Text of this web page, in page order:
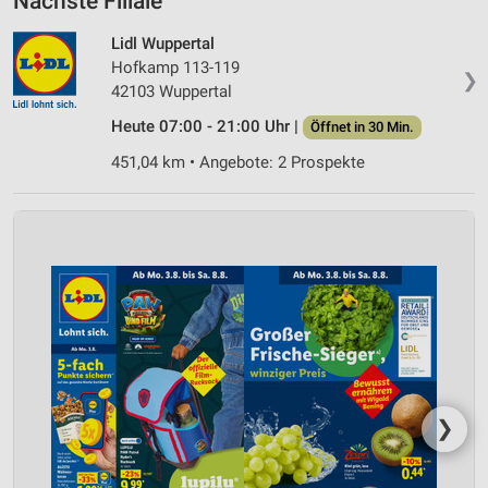
❯
Lidl Wuppertal
Hofkamp 113-119
42103 Wuppertal
Heute 07:00 - 21:00 Uhr |
Öffnet in 30 Min.
451,04 km • Angebote: 2 Prospekte
❯